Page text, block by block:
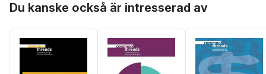
Du kanske också är intresserad av